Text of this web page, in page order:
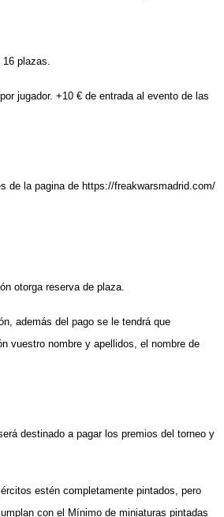
plazas.
jugador. +10 € de entrada al evento de las
de la pagina de https://freakwarsmadrid.com/
otorga reserva de plaza.
además del pago se le tendrá que
vuestro nombre y apellidos, el nombre de
destinado a pagar los premios del torneo y
estén completamente pintados, pero
con el Mínimo de miniaturas pintadas